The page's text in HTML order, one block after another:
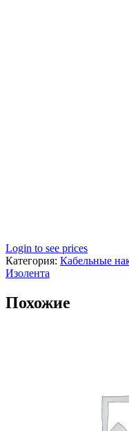
Login to see prices
Категория: Кабельные
Изолента
Похожие